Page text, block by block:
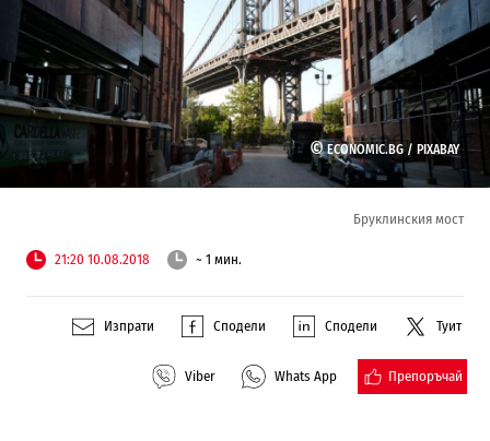
©ECONOMIC.BG / PIXABAY
Бруклинския мост
21:20 10.08.2018 ~ 1 мин.
Изпрати Сподели Сподели Туит
Viber Whats App Препоръчай